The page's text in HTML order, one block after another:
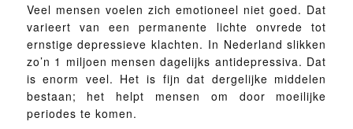
Veel mensen voelen zich emotioneel niet goed. Dat
varieert van een permanente lichte onvrede tot
ernstige depressieve klachten. In Nederland slikken
zo’n 1 miljoen mensen dagelijks antidepressiva. Dat
is enorm veel. Het is fijn dat dergelijke middelen
bestaan; het helpt mensen om door moeilijke
periodes te komen.